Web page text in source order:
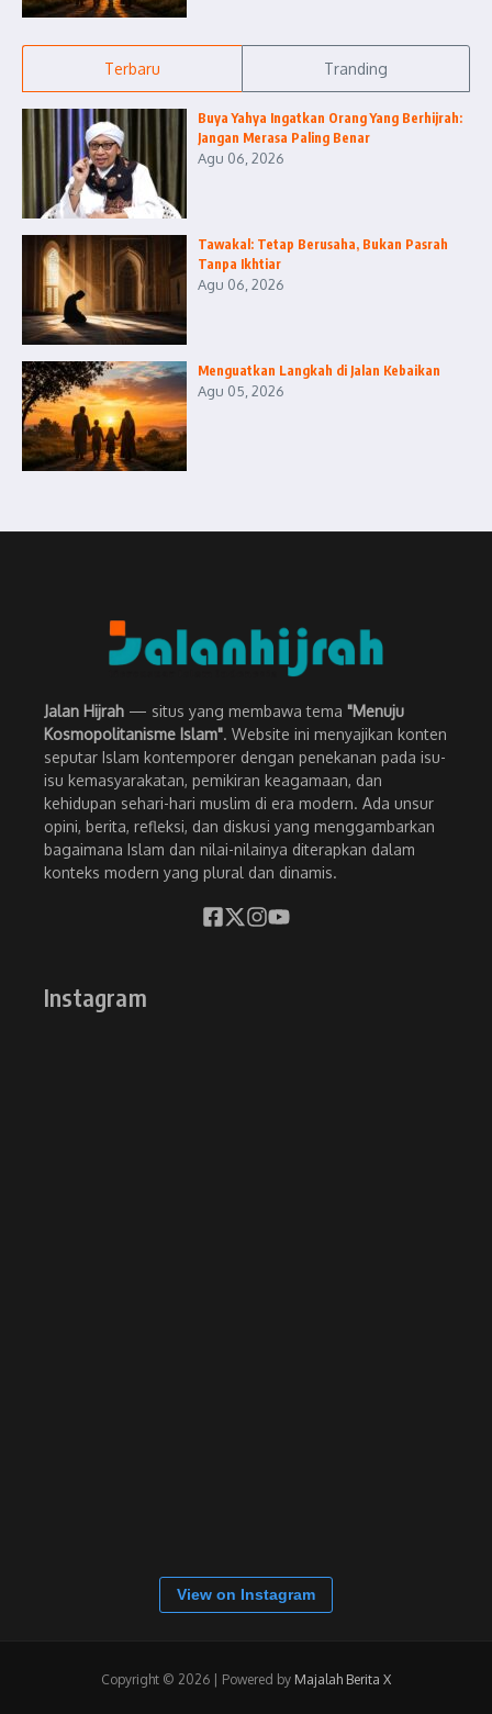
Terbaru Tranding
Buya Yahya Ingatkan Orang Yang Berhijrah:
Jangan Merasa Paling Benar
Agu 06, 2026
Tawakal: Tetap Berusaha, Bukan Pasrah
Tanpa Ikhtiar
Agu 06, 2026
Menguatkan Langkah di Jalan Kebaikan
Agu 05, 2026
Jalan Hijrah — situs yang membawa tema "Menuju
Kosmopolitanisme Islam". Website ini menyajikan konten
seputar Islam kontemporer dengan penekanan pada isu-
isu kemasyarakatan, pemikiran keagamaan, dan
kehidupan sehari-hari muslim di era modern. Ada unsur
opini, berita, refleksi, dan diskusi yang menggambarkan
bagaimana Islam dan nilai-nilainya diterapkan dalam
konteks modern yang plural dan dinamis.
Instagram
View on Instagram
Copyright © 2026 | Powered by Majalah Berita X